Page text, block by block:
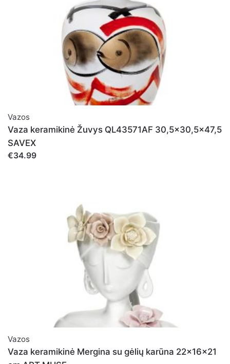
Vazos
Vaza keramikinė Žuvys QL43571AF 30,5x30,5x47,5
SAVEX
€34.99
Vazos
Vaza keramikinė Mergina su gėlių karūna 22x16x21